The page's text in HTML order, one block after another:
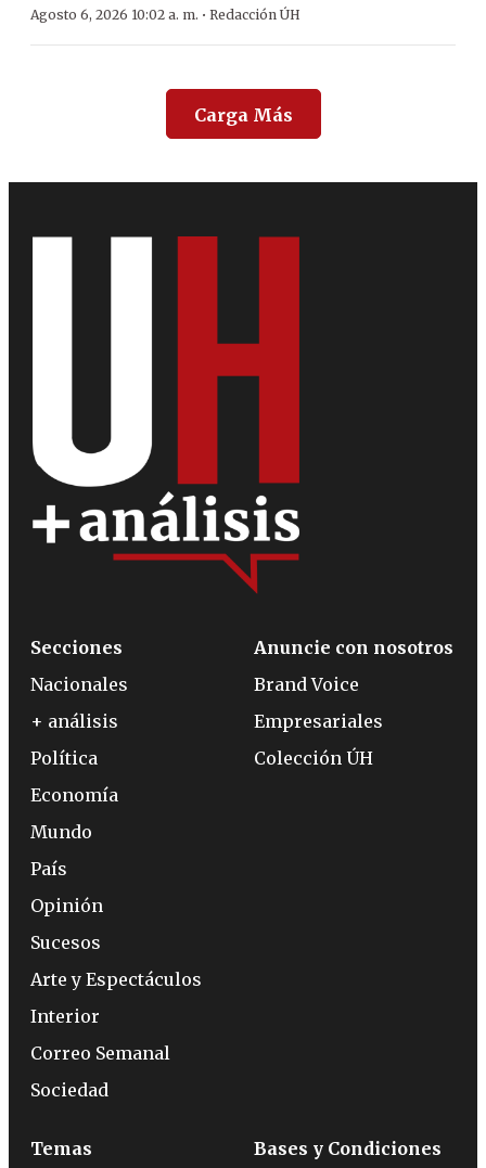
Agosto 6, 2026 10:02 a. m. · Redacción ÚH
Carga Más
Secciones
Nacionales
+ análisis
Política
Economía
Mundo
País
Opinión
Sucesos
Arte y Espectáculos
Interior
Correo Semanal
Sociedad
Anuncie con nosotros
Brand Voice
Empresariales
Colección ÚH
Temas Bases y Condiciones